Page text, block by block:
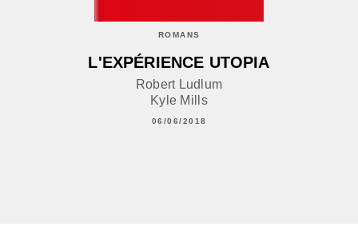
ROMANS
L'EXPÉRIENCE UTOPIA
Robert Ludlum
Kyle Mills
06/06/2018